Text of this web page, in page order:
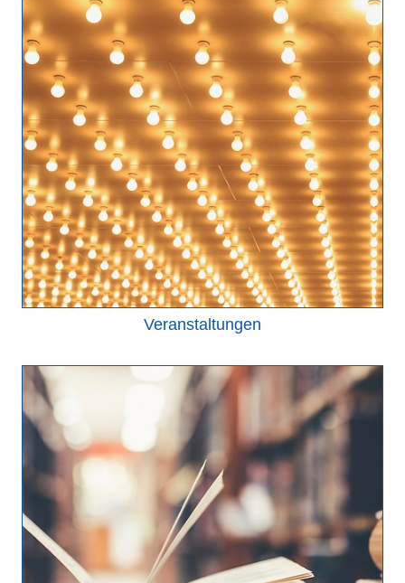
Veranstaltungen